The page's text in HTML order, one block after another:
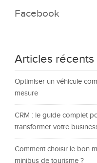
Facebook
Articles récents
Optimiser un véhicule
mesure
CRM : le guide complet
transformer votre
Comment choisir le bon
minibus de tourisme ?